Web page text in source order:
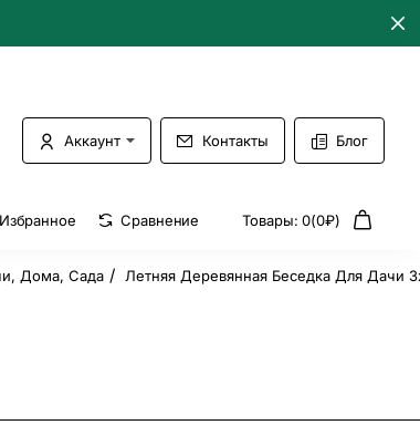
Аккаунт Контакты Блог
Избранное Сравнение Товары: 0(0₽)
Дома, Сада Летняя Деревянная Беседка Для Дачи